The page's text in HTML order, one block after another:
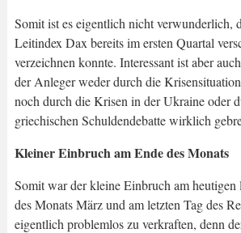
Somit ist es eigentlich nicht verwunderlich,
Leitindex Dax bereits im ersten Quartal
verzeichnen konnte. Interessant ist aber
der Anleger weder durch die
noch durch die Krisen in der Ukraine oder
griechischen Schuldendebatte wirklich
Kleiner Einbruch am Ende des Monats
Somit war der kleine Einbruch am heutigen
des Monats März und am letzten Tag des
eigentlich problemlos zu verkraften, denn